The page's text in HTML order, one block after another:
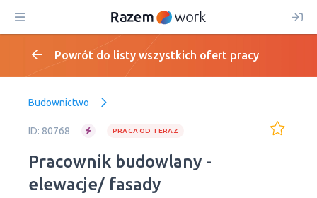
Powrót do listy wszystkich ofert pracy
Budownictwo
ID: 80768 PRACA OD TERAZ
Pracownik budowlany -
elewacje/ fasady